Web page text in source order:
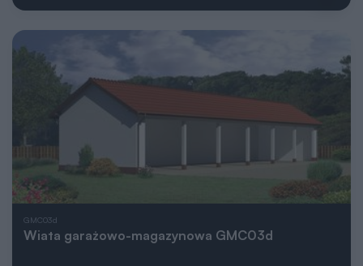
GMC03d
Wiata garażowo-magazynowa GMC03d